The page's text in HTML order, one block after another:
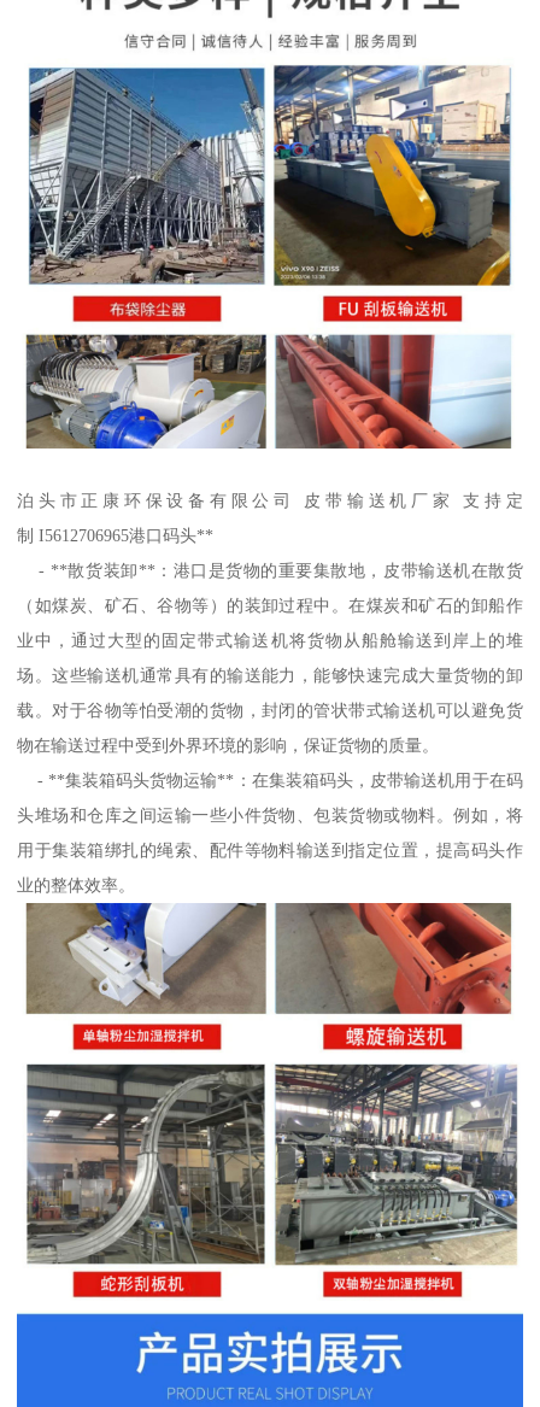
泊头市正康环保设备有限公司 皮带输送机厂家 支持定
制 I5612706965港口码头**
- **散货装卸**：港口是货物的重要集散地，皮带输送机在散货
（如煤炭、矿石、谷物等）的装卸过程中。在煤炭和矿石的卸船作
业中，通过大型的固定带式输送机将货物从船舱输送到岸上的堆
场。这些输送机通常具有的输送能力，能够快速完成大量货物的卸
载。对于谷物等怕受潮的货物，封闭的管状带式输送机可以避免货
物在输送过程中受到外界环境的影响，保证货物的质量。
- **集装箱码头货物运输**：在集装箱码头，皮带输送机用于在码
头堆场和仓库之间运输一些小件货物、包装货物或物料。例如，将
用于集装箱绑扎的绳索、配件等物料输送到指定位置，提高码头作
业的整体效率。